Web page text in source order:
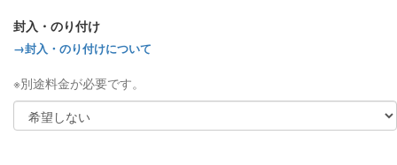
封入・のり付け
→封入・のり付けについて
※別途料金が必要です。